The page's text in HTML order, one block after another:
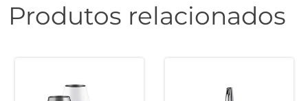
Produtos relacionados